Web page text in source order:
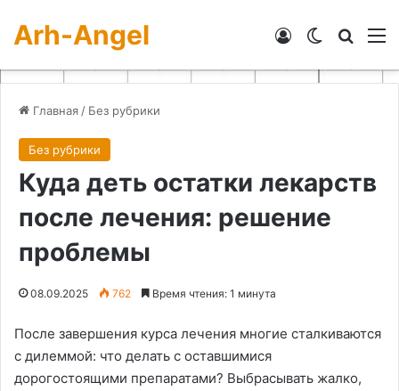
Arh-Angel Switch skin
Войти
Главная / Без рубрики
Без рубрики
Куда деть остатки лекарств
после лечения: решение
проблемы
08.09.2025 762 Время чтения: 1 минута
После завершения курса лечения многие сталкиваются
с дилеммой: что делать с оставшимися
дорогостоящими препаратами? Выбрасывать жалко,